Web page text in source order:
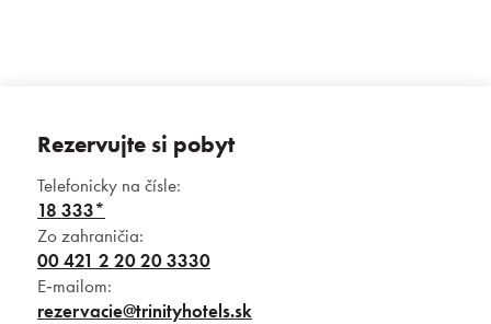
Rezervujte si pobyt
Telefonicky na čísle:
18 333*
Zo zahraničia:
00 421 2 20 20 3330
E‑mailom:
rezervacie@trinityhotels.sk